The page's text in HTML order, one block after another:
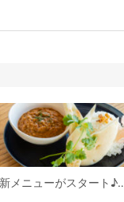
新メニューがスタート♪ライスとナンの両